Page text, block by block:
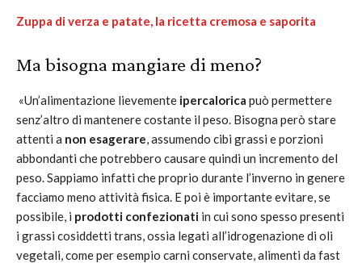
Zuppa di verza e patate, la ricetta cremosa e saporita
Ma bisogna mangiare di meno?
«Un’alimentazione lievemente ipercalorica può permettere
senz’altro di mantenere costante il peso. Bisogna però stare
attenti a non esagerare, assumendo cibi grassi e porzioni
abbondanti che potrebbero causare quindi un incremento del
peso. Sappiamo infatti che proprio durante l’inverno in genere
facciamo meno attività fisica. E poi è importante evitare, se
possibile, i prodotti confezionati in cui sono spesso presenti
i grassi cosiddetti trans, ossia legati all’idrogenazione di oli
vegetali, come per esempio carni conservate, alimenti da fast